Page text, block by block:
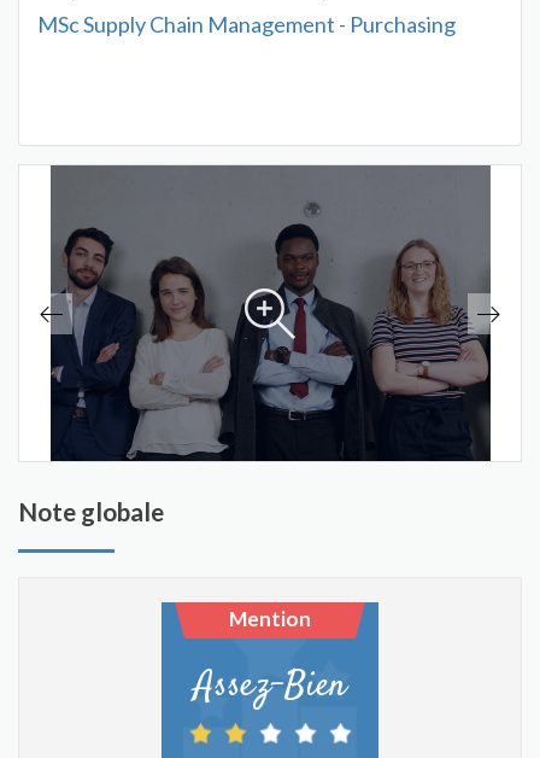
MSc Supply Chain Management - Purchasing
Note globale
Mention
Assez-Bien